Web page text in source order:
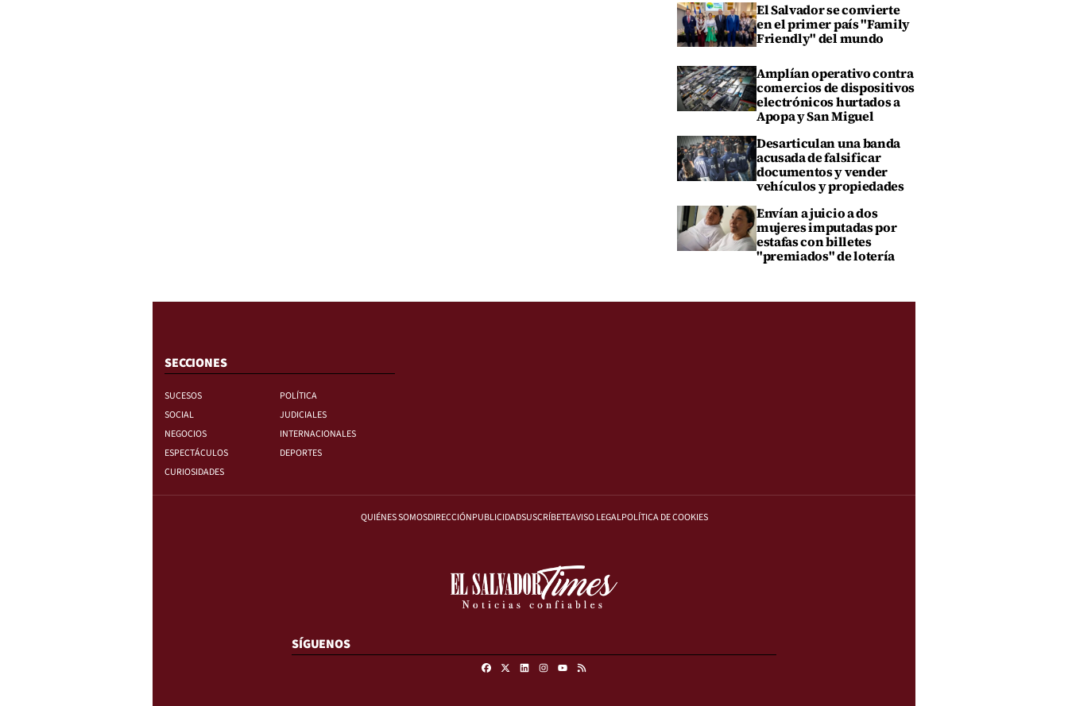
El Salvador se convierte
en el primer país "Family
Friendly" del mundo
Amplían operativo contra
comercios de dispositivos
electrónicos hurtados a
Apopa y San Miguel
Desarticulan una banda
acusada de falsificar
documentos y vender
vehículos y propiedades
Envían a juicio a dos
mujeres imputadas por
estafas con billetes
"premiados" de lotería
SECCIONES
SUCESOS
POLÍTICA
SOCIAL
JUDICIALES
NEGOCIOS
INTERNACIONALES
ESPECTÁCULOS
DEPORTES
CURIOSIDADES
QUIÉNES SOMOSDIRECCIÓNPUBLICIDADSUSCRÍBETEAVISO LEGALPOLÍTICA DE COOKIES
SÍGUENOS
FacebookLinkedinInstagram